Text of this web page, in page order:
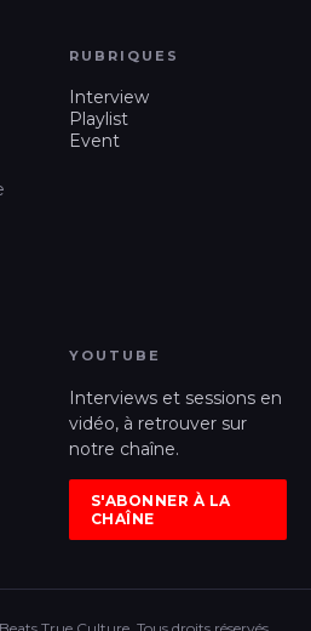
RUBRIQUES
Interview
Playlist
Event
YOUTUBE
Interviews et sessions en
vidéo, à retrouver sur
notre chaîne.
S'ABONNER À LA
CHAÎNE